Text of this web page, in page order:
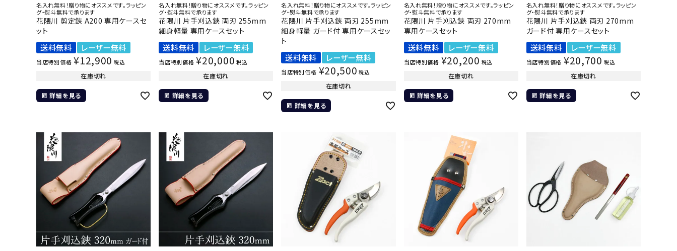
名入れ無料！贈り物にオススメです。ラッピン
グ・熨斗無料で承ります
花隈川 剪定鋏 A200 専用ケースセ
ット
送料無料 レーザー無料
当店特別価格 ¥12,900 税込
在庫切れ
詳細を見る
名入れ無料！贈り物にオススメです。ラッピン
グ・熨斗無料で承ります
花隈川 片手刈込鋏 両刃 255mm
細身軽量 専用ケースセット
送料無料 レーザー無料
当店特別価格 ¥20,000 税込
在庫切れ
詳細を見る
名入れ無料！贈り物にオススメです。ラッピン
グ・熨斗無料で承ります
花隈川 片手刈込鋏 両刃 255mm
細身軽量 ガード付 専用ケースセッ
ト
送料無料 レーザー無料
当店特別価格 ¥20,500 税込
在庫切れ
詳細を見る
名入れ無料！贈り物にオススメです。ラッピン
グ・熨斗無料で承ります
花隈川 片手刈込鋏 両刃 270mm
専用ケースセット
送料無料 レーザー無料
当店特別価格 ¥20,200 税込
在庫切れ
詳細を見る
名入れ無料！贈り物にオススメです。ラッピン
グ・熨斗無料で承ります
花隈川 片手刈込鋏 両刃 270mm
ガード付 専用ケースセット
送料無料 レーザー無料
当店特別価格 ¥20,700 税込
在庫切れ
詳細を見る